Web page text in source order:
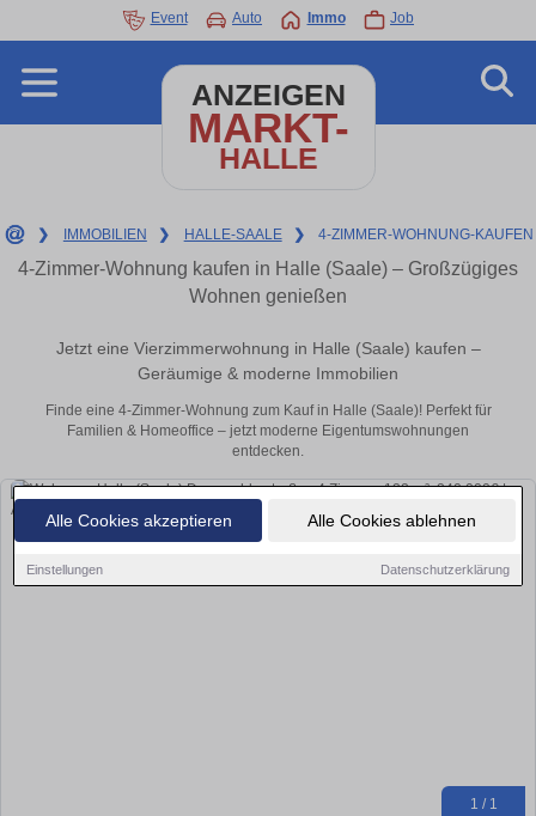
Alle Cookies akzeptieren Alle Cookies ablehnen
Einstellungen Datenschutzerklärung
Event Auto Immo Job
ANZEIGEN
MARKT-
HALLE
❯ IMMOBILIEN ❯ HALLE-SAALE ❯ 4-ZIMMER-WOHNUNG-KAUFEN
4-Zimmer-Wohnung kaufen in Halle (Saale) – Großzügiges
Wohnen genießen
Jetzt eine Vierzimmerwohnung in Halle (Saale) kaufen –
Geräumige & moderne Immobilien
Finde eine 4-Zimmer-Wohnung zum Kauf in Halle (Saale)! Perfekt für
Familien & Homeoffice – jetzt moderne Eigentumswohnungen
entdecken.
1 / 1